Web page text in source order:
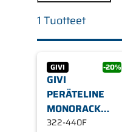
1 Tuotteet
GIVI -20%
GIVI
PERÄTELINE
MONORACK
440F,
322-440F